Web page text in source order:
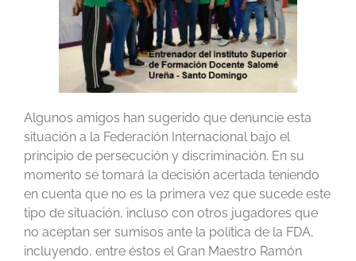
Algunos amigos han sugerido que denuncie esta
situación a la Federación Internacional bajo el
principio de persecución y discriminación. En su
momento se tomará la decisión acertada teniendo
en cuenta que no es la primera vez que sucede este
tipo de situación, incluso con otros jugadores que
no aceptan ser sumisos ante la política de la FDA,
incluyendo, entre éstos el Gran Maestro Ramón